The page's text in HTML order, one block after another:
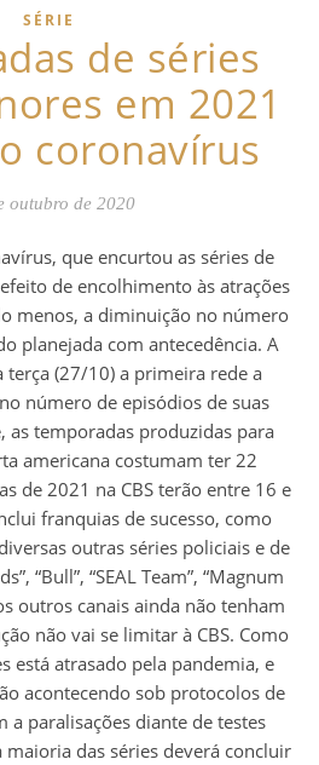
SÉRIE
de séries
em 2021
coronavírus
outubro de 2020
de encolhimento às atrações
menos, a diminuição no número
planejada com antecedência. A
terça (27/10) a primeira rede a
número de episódios de suas
as temporadas produzidas para
americana costumam ter 22
de 2021 na CBS terão entre 16 e
franquias de sucesso, como
diversas outras séries policiais e de
“Bull”, “SEAL Team”, “Magnum
outros canais ainda não tenham
não vai se limitar à CBS. Como
está atrasado pela pandemia, e
acontecendo sob protocolos de
a paralisações diante de testes
das séries deverá concluir